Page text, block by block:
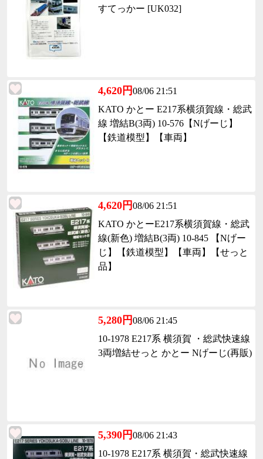
すてっかー [UK032]
4,620円08/06 21:51
KATO かとー E217系横須賀線・総武
線 増結B(3両) 10-576【Nげーじ】
【鉄道模型】【車両】
4,620円08/06 21:51
KATO かとーE217系横須賀線・総武
線(新色) 増結B(3両) 10-845 【Nげー
じ】【鉄道模型】【車両】【せっと
品】
5,280円08/06 21:45
10-1978 E217系 横須賀 ・総武快速線
3両増結せっと かとー Nげーじ(再販)
5,390円08/06 21:43
10-1978 E217系 横須賀・総武快速線